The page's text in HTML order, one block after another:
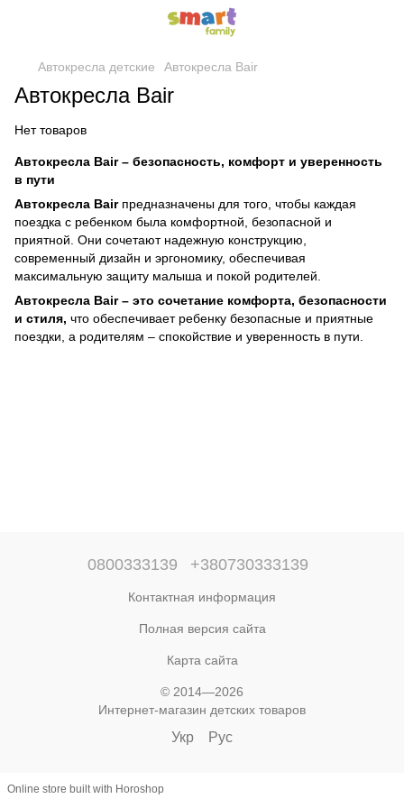
Автокресла детские Автокресла Bair
Автокресла Bair
Нет товаров
Автокресла Bair – безопасность, комфорт и уверенность
в пути
Автокресла Bair предназначены для того, чтобы каждая
поездка с ребенком была комфортной, безопасной и
приятной. Они сочетают надежную конструкцию,
современный дизайн и эргономику, обеспечивая
максимальную защиту малыша и покой родителей.
Автокресла Bair – это сочетание комфорта, безопасности
и стиля, что обеспечивает ребенку безопасные и приятные
поездки, а родителям – спокойствие и уверенность в пути.
0800333139 +380730333139
Контактная информация
Полная версия сайта
Карта сайта
© 2014—2026
Интернет-магазин детских товаров
Укр Рус
Online store built with Horoshop